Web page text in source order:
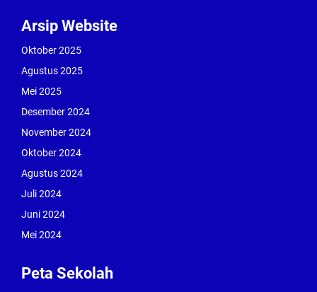
Arsip Website
Oktober 2025
Agustus 2025
Mei 2025
Desember 2024
November 2024
Oktober 2024
Agustus 2024
Juli 2024
Juni 2024
Mei 2024
Peta Sekolah